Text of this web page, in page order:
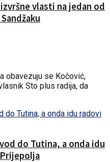
vlasti na jedan od
obavezuju se Kočović,
Sto plus radija, da
do Tutina, a onda idu